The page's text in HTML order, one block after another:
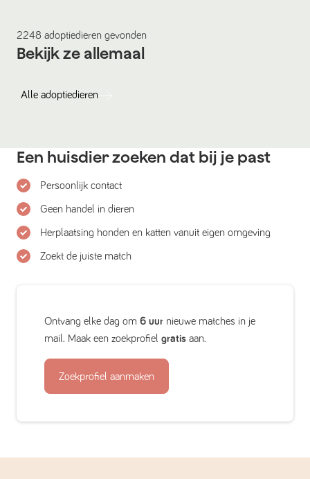
2248 adoptiedieren gevonden
Bekijk ze allemaal
Alle adoptiedieren
Een huisdier zoeken dat bij je past
Persoonlijk contact
Geen handel in dieren
Herplaatsing honden en katten vanuit eigen omgeving
Zoekt de juiste match
Ontvang elke dag om 6 uur nieuwe matches in je
mail. Maak een zoekprofiel gratis aan.
Zoekprofiel aanmaken